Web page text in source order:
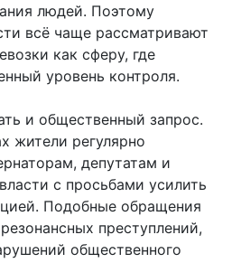
людей. Поэтому
всё чаще рассматривают
как сферу, где
уровень контроля.
и общественный запрос.
жители регулярно
депутатам и
с просьбами усилить
Подобные обращения
преступлений,
общественного